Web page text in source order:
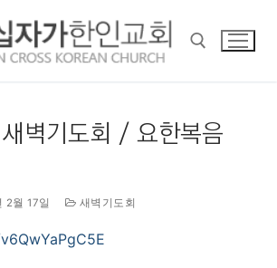
벽기도회 / 요한복음
2월 17일 새벽기도회